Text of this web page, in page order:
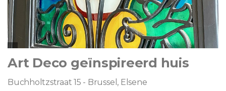
Art Deco geïnspireerd huis
Buchholtzstraat 15 - Brussel, Elsene